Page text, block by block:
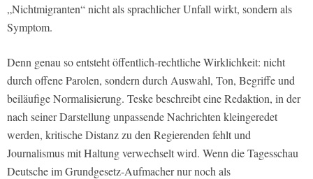
„Nichtmigranten“ nicht als sprachlicher Unfall wirkt, sondern als
Symptom.
Denn genau so entsteht öffentlich-rechtliche Wirklichkeit: nicht
durch offene Parolen, sondern durch Auswahl, Ton, Begriffe und
beiläufige Normalisierung. Teske beschreibt eine Redaktion, in der
nach seiner Darstellung unpassende Nachrichten kleingeredet
werden, kritische Distanz zu den Regierenden fehlt und
Journalismus mit Haltung verwechselt wird. Wenn die Tagesschau
Deutsche im Grundgesetz-Aufmacher nur noch als